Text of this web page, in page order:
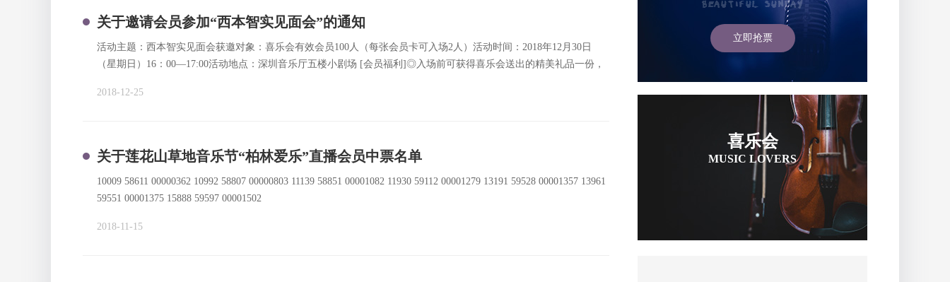
关于邀请会员参加“西本智实见面会”的通知
活动主题：西本智实见面会获邀对象：喜乐会有效会员100人（每张会员卡可入场2人）活动时间：2018年12月30日
（星期日）16：00—17:00活动地点：深圳音乐厅五楼小剧场 [会员福利]◎入场前可获得喜乐会送出的精美礼品一份，
有效会员即日起可在深圳音乐厅官网www.szy
2018-12-25
关于莲花山草地音乐节“柏林爱乐”直播会员中票名单
10009 58611 00000362 10992 58807 00000803 11139 58851 00001082 11930 59112 00001279 13191 59528 00001357 13961
59551 00001375 15888 59597 00001502
2018-11-15
立即抢票
喜乐会
MUSIC LOVERS